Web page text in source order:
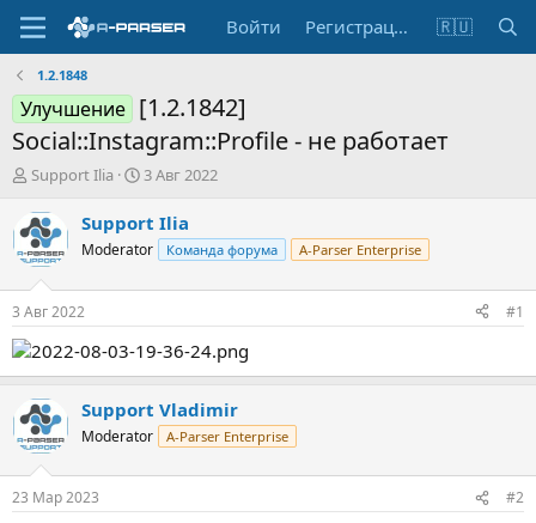
Войти Регистрация 🇷🇺
1.2.1848
Улучшение [1.2.1842]
Social::Instagram::Profile - не работает
А
т
о
р
т
м
ы
Support Ilia
Д
т
н
а
л
3 Авг 2022
Support Ilia
Moderator Команда форума A-Parser Enterprise
3 Авг 2022 #1
Support Vladimir
Moderator A-Parser Enterprise
23 Мар 2023 #2